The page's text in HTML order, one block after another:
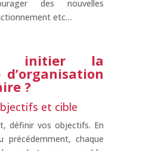
des nouvelles
etc…
initierla
?
et cible
définir vos objectifs. En
chaque